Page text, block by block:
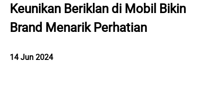
Keunikan Beriklan di Mobil Bikin
Brand Menarik Perhatian
14 Jun 2024